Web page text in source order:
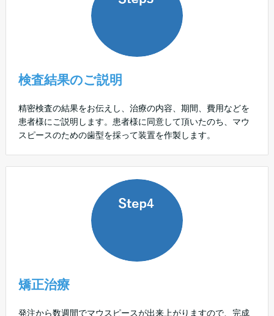
検査結果のご説明
精密検査の結果をお伝えし、治療の内容、期間、費用などを
患者様にご説明します。患者様に同意して頂いたのち、マウ
スピースのための歯型を採って装置を作製します。
矯正治療
発注から数週間でマウスピースが出来上がりますので、完成